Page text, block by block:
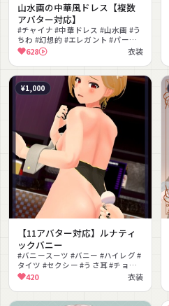
山水画の中華風ドレス【複数
アバター対応】
#チャイナ #中華ドレス #山水画 #う
ちわ #幻想的 #エレガント #パーテ
ィクル
628 衣装
¥1,000
【11アバター対応】ルナティ
ックバニー
#バニースーツ #バニー #ハイレグ #
タイツ #セクシー #うさ耳 #チョー
カー #ブーツ #シェイプキー #MA対
420 衣装